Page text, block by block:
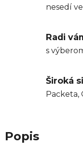
nesedí
Radi
s
Široká
Packeta,
Popis